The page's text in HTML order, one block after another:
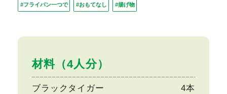
材料（4人分）
ブラックタイガー 4本
#フライパン一つで #おもてなし #揚げ物